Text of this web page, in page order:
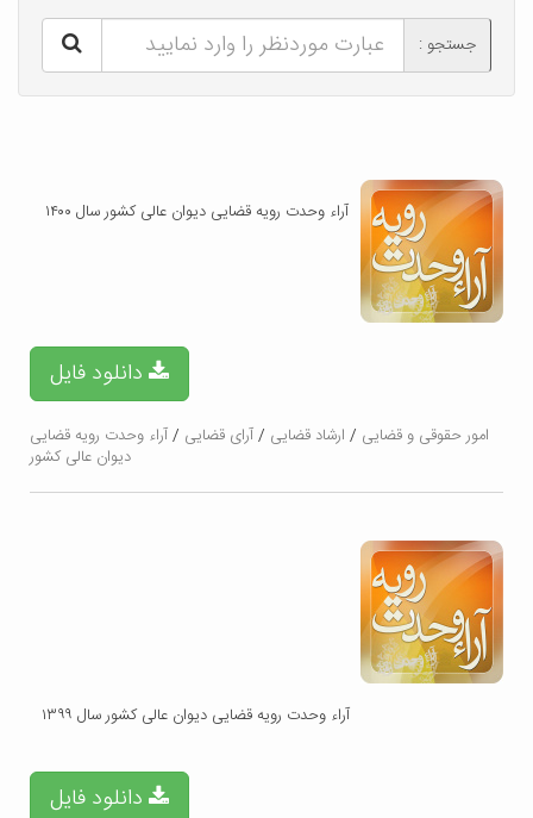
جستجو :
آراء وحدت رویه قضایی دیوان عالی کشور سال ۱۴۰۰
دانلود فایل
امور حقوقی و قضایی / ارشاد قضایی /آرای قضایی /آراء وحدت رویه قضایی
دیوان عالی کشور
آراء وحدت رویه قضایی دیوان عالی کشور سال ۱۳۹۹
دانلود فایل